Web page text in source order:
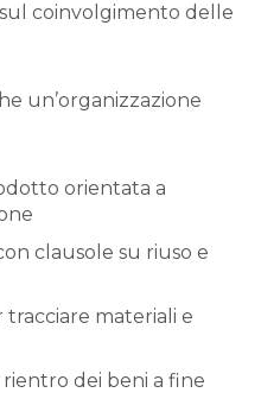
coinvolgimento delle
un’organizzazione
orientata a
clausole su riuso e
tracciare materiali e
rientro dei beni a fine